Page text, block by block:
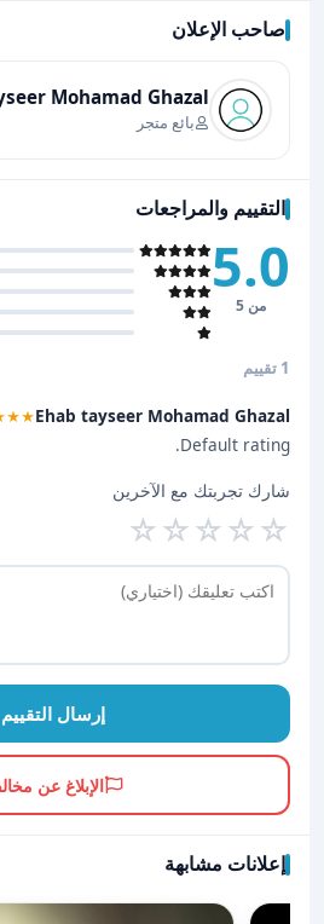
صاحب الإعلان
Mohamad Ghazal
بائع متجر
التقييم والمراجعات
5.0
من 5
1 تقييم
Ehab tayseer Mohamad Ghazal
Default rating.
شارك تجربتك مع الآخرين
☆
☆
☆
☆
☆
إرسال التقييم
الإبلاغ عن
إعلانات مشابهة